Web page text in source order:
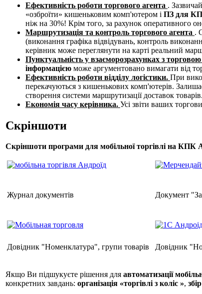
Ефективність роботи торгового агента .
«озброїти» кишеньковим комп'ютером і ПЗ для
ніж на 30%! Крім того, за рахунок оперативного
Маршрутизація та контроль торгового агента .
(виконання графіка відвідувань, контроль
керівник може переглянути на карті реальний
Пунктуальність у взаєморозрахунках з
інформацією може аргументовано вимагати від
Ефективність роботи відділу логістики. При
перекачуються з кишенькових комп'ютерів.
створення системи маршрутизації доставок товарів.
Економія часу керівника. Усі звіти ваших
Скріншоти
Скріншоти програми для мобільної торгівлі на КПК
Журнал документів Документ
Довідник "Номенклатура", групи товарів Довідник
Якщо Ви підшукуєте рішення для автоматизації
конкретних завдань: організація «торгівлі з коліс »,